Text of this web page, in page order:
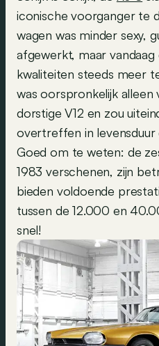
iconische voorganger te
wagen was minder sexy,
afgewerkt, maar
kwaliteiten steeds meer
was oorspronkelijk
dorstige V12 en zou
overtreffen in
Goed om te weten: de
1983 verschenen, zijn
bieden voldoende
tussen de 12.000 en
snel!